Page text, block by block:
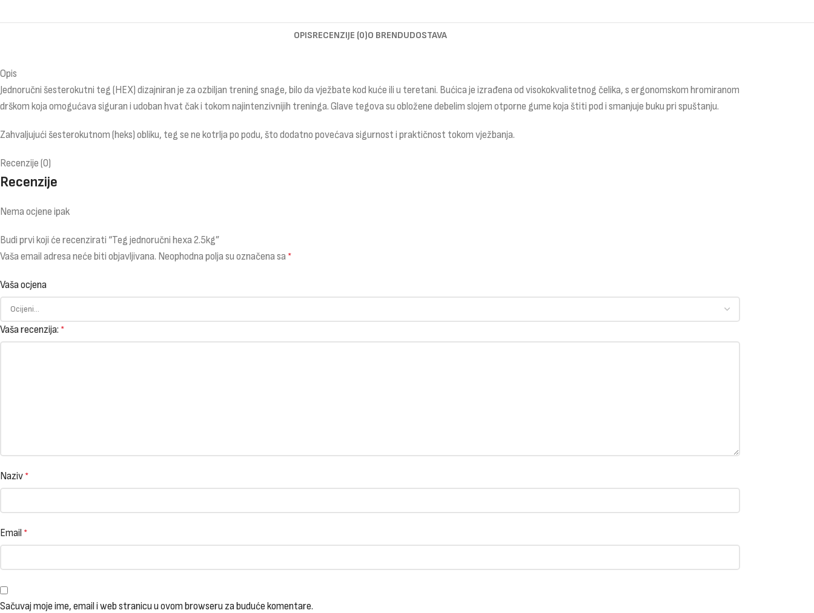
OPISRECENZIJE (0)O BRENDUDOSTAVA
Opis
Jednoručni šesterokutni teg (HEX) dizajniran je za ozbiljan trening snage, bilo da vježbate kod kuće ili u teretani. Bućica je izrađena od visokokvalitetnog čelika, s ergonomskom hromiranom
drškom koja omogućava siguran i udoban hvat čak i tokom najintenzivnijih treninga. Glave tegova su obložene debelim slojem otporne gume koja štiti pod i smanjuje buku pri spuštanju.
Zahvaljujući šesterokutnom (heks) obliku, teg se ne kotrlja po podu, što dodatno povećava sigurnost i praktičnost tokom vježbanja.
Recenzije (0)
Recenzije
Nema ocjene ipak
Budi prvi koji će recenzirati “Teg jednoručni hexa 2.5kg”
Vaša email adresa neće biti objavljivana. Neophodna polja su označena sa *
Vaša ocjena
Vaša recenzija: *
Naziv *
Email *
Sačuvaj moje ime, email i web stranicu u ovom browseru za buduće komentare.